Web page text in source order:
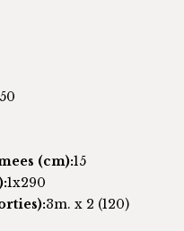
(cm):15
1x290
3m. x 2 (120)